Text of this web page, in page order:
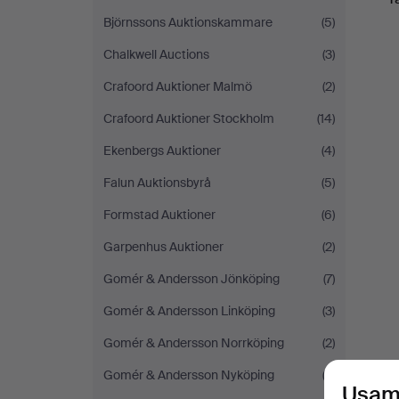
Björnssons Auktionskammare
(5)
Chalkwell Auctions
(3)
Crafoord Auktioner Malmö
(2)
Crafoord Auktioner Stockholm
(14)
Ekenbergs Auktioner
(4)
Falun Auktionsbyrå
(5)
Formstad Auktioner
(6)
Garpenhus Auktioner
(2)
Gomér & Andersson Jönköping
(7)
Gomér & Andersson Linköping
(3)
Gomér & Andersson Norrköping
(2)
Gomér & Andersson Nyköping
(2)